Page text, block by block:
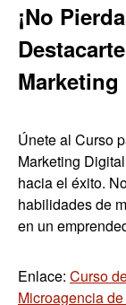
¡No
Únete al Curso
Marketing
hacia el éxito.
habilidades de
en un
Enlace: Curso
Microagencia